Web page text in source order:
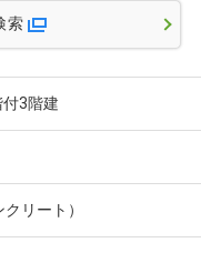
索
3階建
リート）